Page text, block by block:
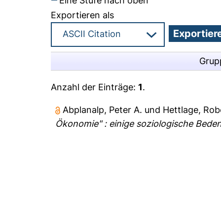
Exportieren als
Anzahl der Einträge:1.
Abplanalp, Peter A. und Hettlage,
Ökonomie" : einige soziologische